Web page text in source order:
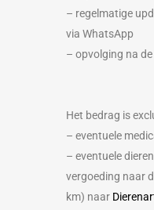
– regelmatige
via WhatsApp
– opvolging na
Het bedrag is
– eventuele
– eventuele
vergoeding naar
km) naar